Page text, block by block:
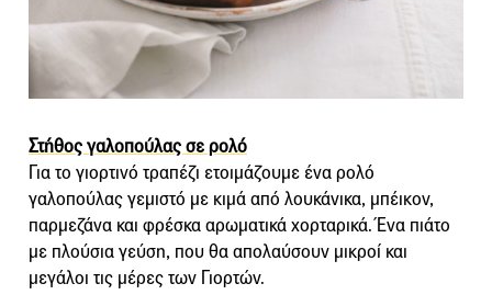
Στήθος γαλοπούλας σε ρολό
Για το γιορτινό τραπέζι ετοιμάζουμε ένα ρολό
γαλοπούλας γεμιστό με κιμά από λουκάνικα, μπέικον,
παρμεζάνα και φρέσκα αρωματικά χορταρικά. Ένα πιάτο
με πλούσια γεύση, που θα απολαύσουν μικροί και
μεγάλοι τις μέρες των Γιορτών.